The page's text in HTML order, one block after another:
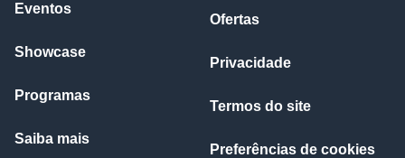
Eventos
Showcase
Programas
Saiba mais
Ofertas
Privacidade
Termos do site
Preferências de cookies